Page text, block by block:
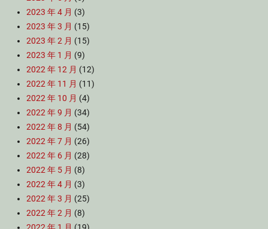
2023 年 4 月 (3)
2023 年 3 月 (15)
2023 年 2 月 (15)
2023 年 1 月 (9)
2022 年 12 月 (12)
2022 年 11 月 (11)
2022 年 10 月 (4)
2022 年 9 月 (34)
2022 年 8 月 (54)
2022 年 7 月 (26)
2022 年 6 月 (28)
2022 年 5 月 (8)
2022 年 4 月 (3)
2022 年 3 月 (25)
2022 年 2 月 (8)